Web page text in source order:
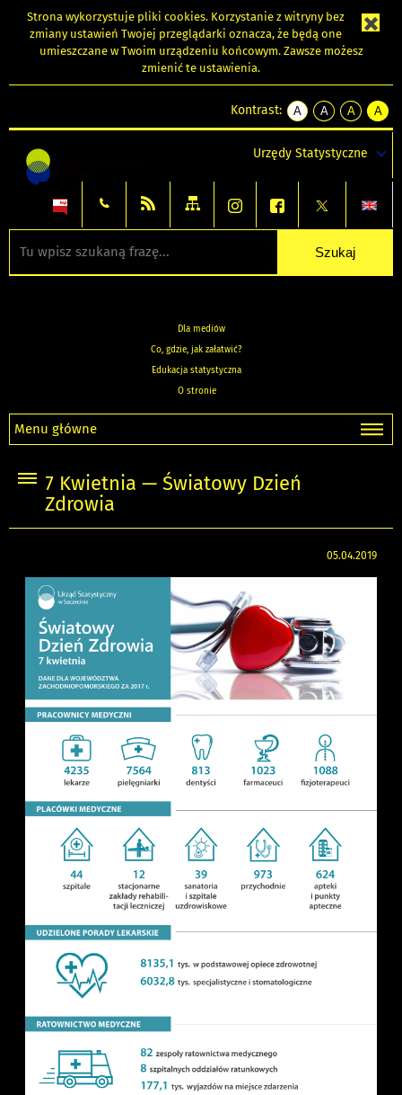
Strona wykorzystuje pliki cookies. Korzystanie z witryny bez
zmiany ustawień Twojej przeglądarki oznacza, że będą one
umieszczane w Twoim urządzeniu końcowym. Zawsze możesz
zmienić te ustawienia.
Kontrast:
A
kontrast
A
kontrast
tekst
czarnym
A
kontrast
tekst
czarnym
A
tekst
żółtym
Urzędy Statystyczne
Dla mediów
Co, gdzie, jak załatwić?
Edukacja statystyczna
O stronie
Menu główne
7 Kwietnia — Światowy Dzień
Zdrowia
05.04.2019